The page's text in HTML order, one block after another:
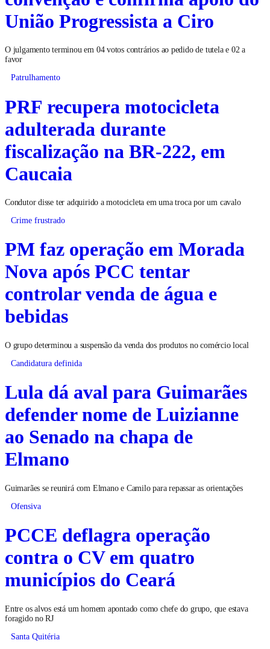
União Progressista a Ciro
O julgamento terminou em 04 votos contrários ao pedido de tutela e 02 a
favor
Patrulhamento
PRF recupera motocicleta
adulterada durante
fiscalização na BR-222, em
Caucaia
Condutor disse ter adquirido a motocicleta em uma troca por um cavalo
Crime frustrado
PM faz operação em Morada
Nova após PCC tentar
controlar venda de água e
bebidas
O grupo determinou a suspensão da venda dos produtos no comércio local
Candidatura definida
Lula dá aval para Guimarães
defender nome de Luizianne
ao Senado na chapa de
Elmano
Guimarães se reunirá com Elmano e Camilo para repassar as orientações
Ofensiva
PCCE deflagra operação
contra o CV em quatro
municípios do Ceará
Entre os alvos está um homem apontado como chefe do grupo, que estava
foragido no RJ
Santa Quitéria